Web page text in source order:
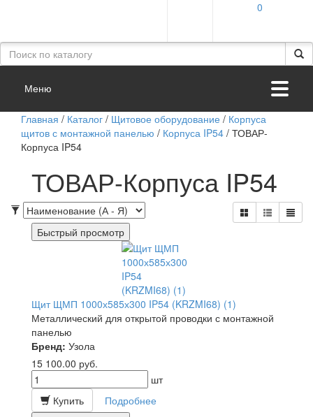
0
Меню
Главная / Каталог / Щитовое оборудование / Корпуса
щитов с монтажной панелью / Корпуса IP54 / ТОВАР-
Корпуса IP54
ТОВАР-Корпуса IP54
Быстрый просмотр
Щит ЩМП 1000х585х300 IP54 (KRZMI68) (1)
Металлический для открытой проводки с монтажной
панелью
Бренд: Узола
15 100.00 руб.
шт
Купить
Подробнее